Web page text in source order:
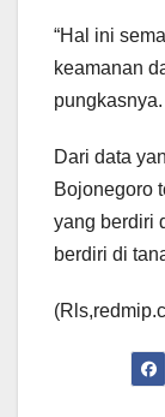
“Hal ini
keamanan
pungkasnya.
Dari data
Bojonegoro
yang berdiri
berdiri di